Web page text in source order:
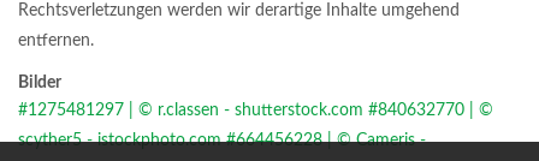
Rechtsverletzungen werden wir derartige Inhalte umgehend
entfernen.
Bilder
#1275481297 | © r.classen - shutterstock.com #840632770 | ©
scyther5 - istockphoto.com #664456228 | © Cameris -